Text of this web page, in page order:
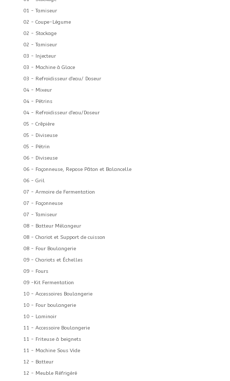
01 - Tamiseur
02 - Coupe-Légume
02 - Stockage
02 - Tamiseur
03 - Injecteur
03 - Machine à Glace
03 - Refroidisseur d'eau/ Doseur
04 - Mixeur
04 - Pétrins
04 - Refroidisseur d'eau/Doseur
05 - Crêpière
05 - Diviseuse
05 - Pétrin
06 - Diviseuse
06 - Façonneuse, Repose Pâton et Balancelle
06 - Gril
07 - Armoire de Fermentation
07 - Façonneuse
07 - Tamiseur
08 - Batteur Mélangeur
08 - Chariot et Support de cuisson
08 - Four Boulangerie
09 - Chariots et Échelles
09 - Fours
09 -Kit Fermentation
10 - Accessoires Boulangerie
10 - Four boulangerie
10 - Laminoir
11 - Accessoire Boulangerie
11 - Friteuse à beignets
11 - Machine Sous Vide
12 - Batteur
12 - Meuble Réfrigéré